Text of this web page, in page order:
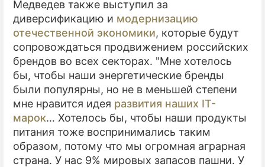
Медведев также выступил за
диверсификацию и модернизацию
отечественной экономики, которые будут
сопровождаться продвижением российских
брендов во всех секторах. "Мне хотелось
бы, чтобы наши энергетические бренды
были популярны, но не в меньшей степени
мне нравится идея развития наших IT-
марок… Хотелось бы, чтобы наши продукты
питания тоже воспринимались таким
образом, потому что мы огромная аграрная
страна. У нас 9% мировых запасов пашни. У